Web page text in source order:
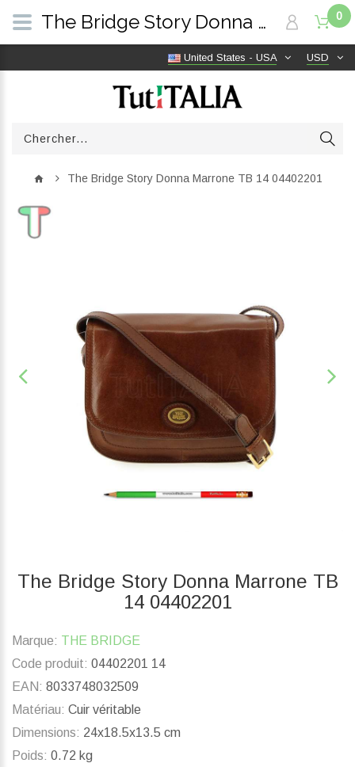
USD
United States - USA
0
The Bridge Story Donna Marrone TB 14 04402201
The Bridge Story Donna Marrone TB
14 04402201
Marque: THE BRIDGE
Code produit: 04402201 14
EAN: 8033748032509
Matériau: Cuir véritable
Dimensions: 24x18.5x13.5 cm
Poids: 0.72 kg
The Bridge Story Donna Marrone TB 14 04402201 | TutITALIA